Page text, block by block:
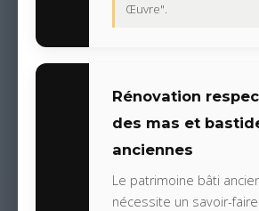
Œuvre".
Rénovation
des mas et
anciennes
Le patrimoine bâti
nécessite un savoir-